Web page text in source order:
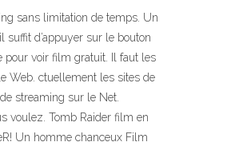
sans limitation de temps. Un
suffit d’appuyer sur le bouton
pour voir film gratuit. Il faut les
Web. ctuellement les sites de
streaming sur le Net.
voulez. Tomb Raider film en
Un homme chanceux Film